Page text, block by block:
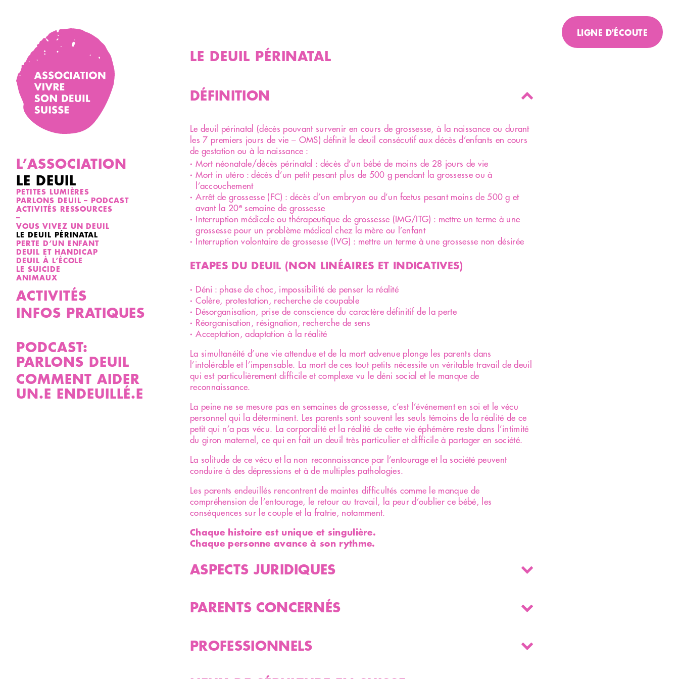
L’ASSOCIATION
LE DEUIL
PETITES LUMIÈRES
PARLONS DEUIL – PODCAST
ACTIVITÉS RESSOURCES
–
VOUS VIVEZ UN DEUIL
LE DEUIL PÉRINATAL
PERTE D’UN ENFANT
DEUIL ET HANDICAP
DEUIL À L’ÉCOLE
LE SUICIDE
ANIMAUX
ACTIVITÉS
INFOS PRATIQUES
PODCAST:
PARLONS DEUIL
COMMENT AIDER
UN.E ENDEUILLÉ.E
LE DEUIL PÉRINATAL
DÉFINITION
Le deuil périnatal (décès pouvant survenir en cours de grossesse, à la naissance ou durant
les 7 premiers jours de vie – OMS) définit le deuil consécutif aux décès d’enfants en cours
de gestation ou à la naissance :
Mort néonatale/décès périnatal : décès d’un bébé de moins de 28 jours de vie
Mort in utéro : décès d’un petit pesant plus de 500 g pendant la grossesse ou à
l’accouchement
Arrêt de grossesse (FC) : décès d’un embryon ou d’un fœtus pesant moins de 500 g et
avant la 20e semaine de grossesse
Interruption médicale ou thérapeutique de grossesse (IMG/ITG) : mettre un terme à une
grossesse pour un problème médical chez la mère ou l’enfant
Interruption volontaire de grossesse (IVG) : mettre un terme à une grossesse non désirée
ETAPES DU DEUIL (NON LINÉAIRES ET INDICATIVES)
Déni : phase de choc, impossibilité de penser la réalité
Colère, protestation, recherche de coupable
Désorganisation, prise de conscience du caractère définitif de la perte
Réorganisation, résignation, recherche de sens
Acceptation, adaptation à la réalité
La simultanéité d’une vie attendue et de la mort advenue plonge les parents dans
l’intolérable et l’impensable. La mort de ces tout-petits nécessite un véritable travail de deuil
qui est particulièrement difficile et complexe vu le déni social et le manque de
reconnaissance.
La peine ne se mesure pas en semaines de grossesse, c’est l’événement en soi et le vécu
personnel qui la déterminent. Les parents sont souvent les seuls témoins de la réalité de ce
petit qui n’a pas vécu. La corporalité et la réalité de cette vie éphémère reste dans l’intimité
du giron maternel, ce qui en fait un deuil très particulier et difficile à partager en société.
La solitude de ce vécu et la non-reconnaissance par l’entourage et la société peuvent
conduire à des dépressions et à de multiples pathologies.
Les parents endeuillés rencontrent de maintes difficultés comme le manque de
compréhension de l’entourage, le retour au travail, la peur d’oublier ce bébé, les
conséquences sur le couple et la fratrie, notamment.
Chaque histoire est unique et singulière.
Chaque personne avance à son rythme.
ASPECTS JURIDIQUES
PARENTS CONCERNÉS
PROFESSIONNELS
LIGNE D'ÉCOUTE